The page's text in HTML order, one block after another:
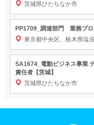
茨城県ひたちなか市
PP1709_調達部門 業務プロ
東京都中央区、栃木県塩
SA1674_電動ビジネス事業
責任者【茨城】
茨城県ひたちなか市